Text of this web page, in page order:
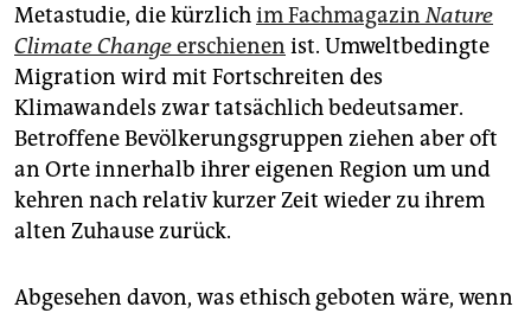
Metastudie, die kürzlichim FachmagazinNature
Climate Changeerschienen ist. Umweltbedingte
Migration wird mit Fortschreiten des
Klimawandels zwar tatsächlich bedeutsamer.
Betroffene Bevölkerungsgruppen ziehen aber oft
an Orte innerhalb ihrer eigenen Region um und
kehren nach relativ kurzer Zeit wieder zu ihrem
alten Zuhause zurück.
Abgesehen davon, was ethisch geboten wäre, wenn